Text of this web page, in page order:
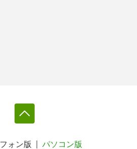
ォン版 パソコン版